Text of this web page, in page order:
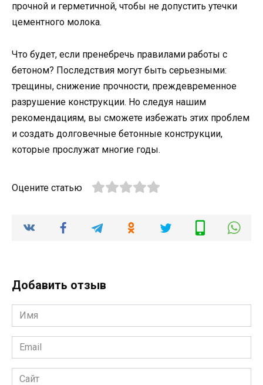
прочной и герметичной, чтобы не допустить утечки
цементного молока.
Что будет, если пренебречь правилами работы с
бетоном? Последствия могут быть серьезными:
трещины, снижение прочности, преждевременное
разрушение конструкции. Но следуя нашим
рекомендациям, вы сможете избежать этих проблем
и создать долговечные бетонные конструкции,
которые прослужат многие годы.
Оцените статью
Добавить отзыв
Имя
*
Email
*
Сайт